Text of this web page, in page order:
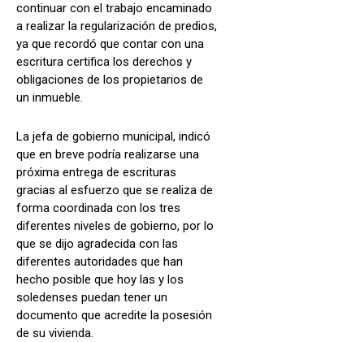
continuar con el trabajo encaminado
a realizar la regularización de predios,
ya que recordó que contar con una
escritura certifica los derechos y
obligaciones de los propietarios de
un inmueble.
La jefa de gobierno municipal, indicó
que en breve podría realizarse una
próxima entrega de escrituras
gracias al esfuerzo que se realiza de
forma coordinada con los tres
diferentes niveles de gobierno, por lo
que se dijo agradecida con las
diferentes autoridades que han
hecho posible que hoy las y los
soledenses puedan tener un
documento que acredite la posesión
de su vivienda.